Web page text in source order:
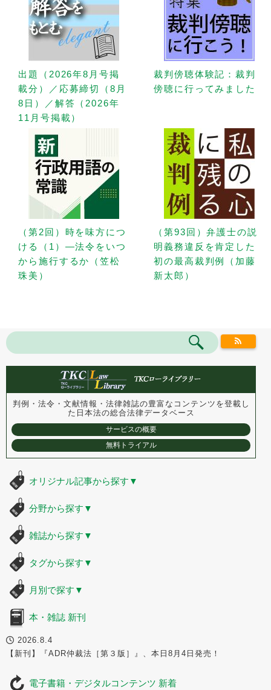
出題（2026年8月号掲
載分）／応募締切（8月
8日）／解答（2026年
11月号掲載）
裁判傍聴体験記：裁判
傍聴に行ってみました
（第2回）時を味方につ
ける（1）—法令をいつ
から施行するか（笠松
珠美）
（第93回）弁護士の説
明義務違反を肯定した
初の最高裁判例（加藤
新太郎）
判例・法令・文献情報・法律雑誌の豊富なコンテンツを登載し
た 日本法の総合法律データベース
サービスの概要
無料トライアル
オリジナル記事から探す ▼
分野から探す ▼
雑誌から探す ▼
タグから探す ▼
月別で探す ▼
本・雑誌 新刊
2026.8.4
【新刊】『ADR仲裁法［第３版］』、本日8月4日発売！
電子書籍・デジタルコンテンツ 新着